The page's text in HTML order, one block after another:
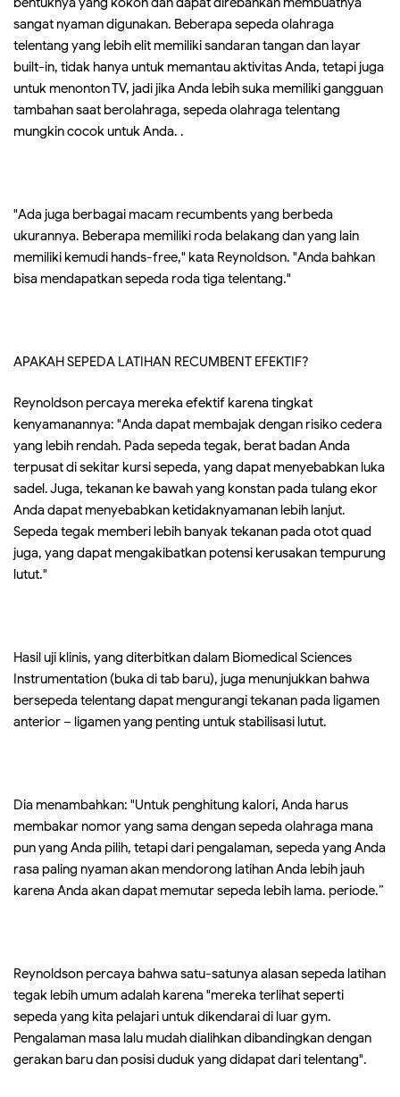
sangat nyaman digunakan. Beberapa sepeda olahraga
telentang yang lebih elit memiliki sandaran tangan dan layar
built-in, tidak hanya untuk memantau aktivitas Anda, tetapi juga
untuk menonton TV, jadi jika Anda lebih suka memiliki gangguan
tambahan saat berolahraga, sepeda olahraga telentang
mungkin cocok untuk Anda. .
"Ada juga berbagai macam recumbents yang berbeda
ukurannya. Beberapa memiliki roda belakang dan yang lain
memiliki kemudi hands-free," kata Reynoldson. "Anda bahkan
bisa mendapatkan sepeda roda tiga telentang."
APAKAH SEPEDA LATIHAN RECUMBENT EFEKTIF?
Reynoldson percaya mereka efektif karena tingkat
kenyamanannya: "Anda dapat membajak dengan risiko cedera
yang lebih rendah. Pada sepeda tegak, berat badan Anda
terpusat di sekitar kursi sepeda, yang dapat menyebabkan luka
sadel. Juga, tekanan ke bawah yang konstan pada tulang ekor
Anda dapat menyebabkan ketidaknyamanan lebih lanjut.
Sepeda tegak memberi lebih banyak tekanan pada otot quad
juga, yang dapat mengakibatkan potensi kerusakan tempurung
lutut."
Hasil uji klinis, yang diterbitkan dalam Biomedical Sciences
Instrumentation (buka di tab baru), juga menunjukkan bahwa
bersepeda telentang dapat mengurangi tekanan pada ligamen
anterior – ligamen yang penting untuk stabilisasi lutut.
Dia menambahkan: "Untuk penghitung kalori, Anda harus
membakar nomor yang sama dengan sepeda olahraga mana
pun yang Anda pilih, tetapi dari pengalaman, sepeda yang Anda
rasa paling nyaman akan mendorong latihan Anda lebih jauh
karena Anda akan dapat memutar sepeda lebih lama. periode.”
Reynoldson percaya bahwa satu-satunya alasan sepeda latihan
tegak lebih umum adalah karena "mereka terlihat seperti
sepeda yang kita pelajari untuk dikendarai di luar gym.
Pengalaman masa lalu mudah dialihkan dibandingkan dengan
gerakan baru dan posisi duduk yang didapat dari telentang".